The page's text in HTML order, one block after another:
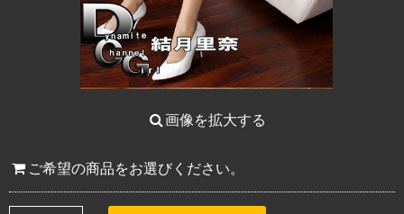
画像を拡大する
ご希望の商品をお選びください。